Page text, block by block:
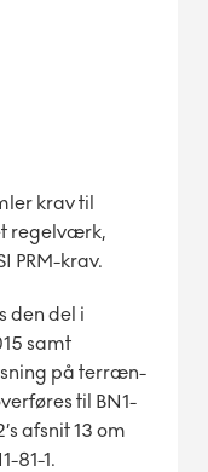
krav til
regelværk,
PRM-krav.
den del i
samt
på terræn-
til BN1-
afsnit 13 om
81-1.